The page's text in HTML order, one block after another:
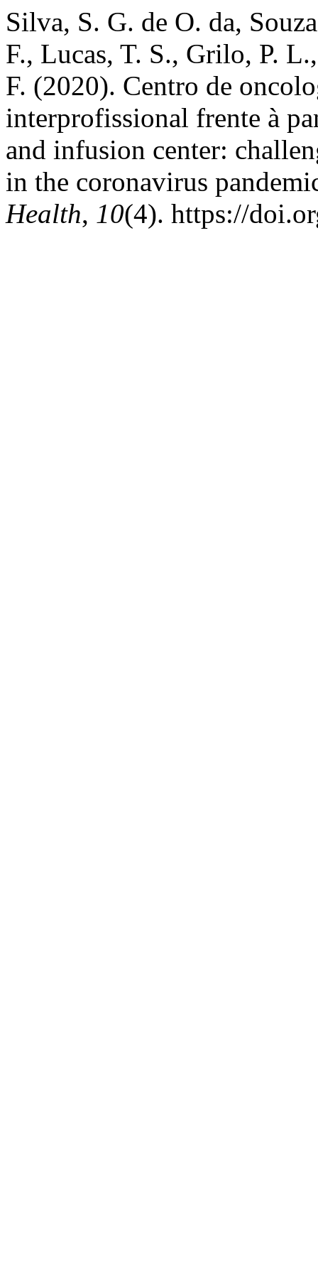
Silva, S. G. de O. da,
F., Lucas, T. S., Grilo, P.
F. (2020). Centro de
interprofissional frente à
and infusion center:
in the coronavirus
Health, 10(4). https://